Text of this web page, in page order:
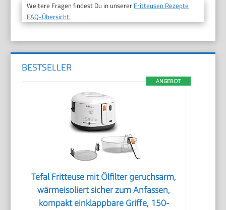
Weitere Fragen findest Du in unserer Fritteusen Rezepte
FAQ-Übersicht.
BESTSELLER
ANGEBOT
Tefal Fritteuse mit Ölfilter geruchsarm,
wärmeisoliert sicher zum Anfassen,
kompakt einklappbare Griffe, 150-